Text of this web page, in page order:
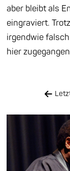
aber bleibt als
eingraviert.
irgendwie
hier